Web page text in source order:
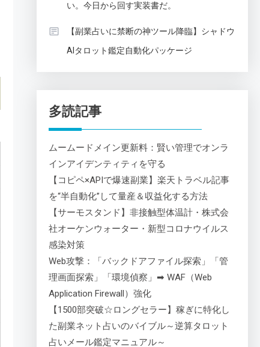
い。今日から回す実装書だ。
【副業占いに禁断の神ツール降臨】シャドウ
AIタロット鑑定自動化パッケージ
多読記事
ムームードメイン更新料：賢い管理でオンラ
インアイデンティティを守る
【コピペ×APIで爆速副業】楽天トラベル記事
を“半自動化”して量産＆収益化する方法
【サーモスタンド】非接触型体温計・株式会
社オーケンウォーター・新型コロナウイルス
感染対策
Web攻撃：「バックドアファイル探索」「管
理画面探索」「環境偵察」➡ WAF（Web
Application Firewall）強化
【1500部突破☆ロングセラー】稼ぎに特化し
た副業ネット占いのバイブル～逆算タロット
占いメール鑑定マニュアル～